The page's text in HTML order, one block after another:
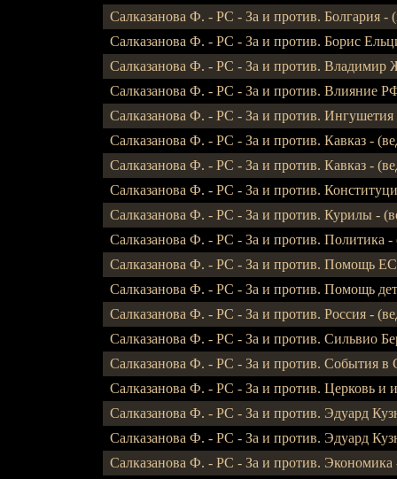
Салказанова Ф. - РС - За и против. Болгария -
Салказанова Ф. - РС - За и против. Борис
Салказанова Ф. - РС - За и против. Владимир
Салказанова Ф. - РС - За и против. Влияние
Салказанова Ф. - РС - За и против. Ингушетия
Салказанова Ф. - РС - За и против. Кавказ -
Салказанова Ф. - РС - За и против. Кавказ -
Салказанова Ф. - РС - За и против.
Салказанова Ф. - РС - За и против. Курилы -
Салказанова Ф. - РС - За и против. Политика -
Салказанова Ф. - РС - За и против. Помощь ЕС
Салказанова Ф. - РС - За и против. Помощь
Салказанова Ф. - РС - За и против. Россия -
Салказанова Ф. - РС - За и против. Сильвио
Салказанова Ф. - РС - За и против. События в
Салказанова Ф. - РС - За и против. Церковь и
Салказанова Ф. - РС - За и против. Эдуард
Салказанова Ф. - РС - За и против. Эдуард
Салказанова Ф. - РС - За и против. Экономика